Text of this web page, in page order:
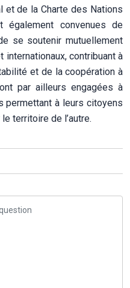
et de la Charte des Nations
convenues de
se soutenir mutuellement
contribuant à
et de la coopération à
par ailleurs engagées à
permettant à leurs citoyens
territoire de l’autre.